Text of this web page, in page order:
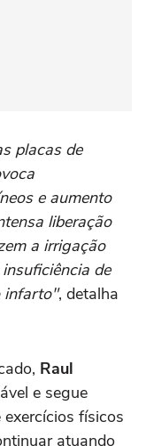
placas de
e aumento
liberação
a irrigação
de
infarto", detalha
Raul
e segue
físicos
atuando